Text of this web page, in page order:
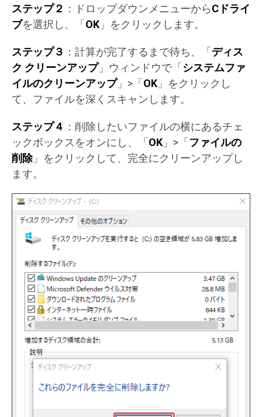
ステップ２ ：ドロップダウンメニューからCドライ
ブを選択し、「OK 」をクリックします。
ステップ３ ：計算が完了するまで待ち、「ディス
ク クリーンアップ」ウィンドウで「システムファ
イルのクリーンアップ」>「OK 」をクリックし
て、ファイルを深くスキャンします。
ステップ４ ：削除したいファイルの横にあるチェ
ックボックスをオンにし、「OK 」>「ファイルの
削除」をクリックして、完全にクリーンアップし
ます。